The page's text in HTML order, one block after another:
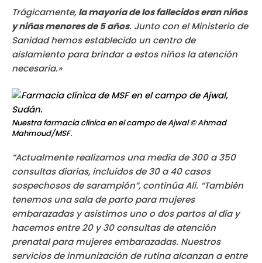
Trágicamente,la mayoría de los fallecidos eran niños
y niñas menores de 5 años. Junto con el Ministerio de
Sanidad hemos establecido un centro de
aislamiento para brindar a estos niños la atención
necesaria.»
Nuestra farmacia clínica en el campo de Ajwal© Ahmad
Mahmoud/MSF.
“Actualmente realizamos una media de 300 a 350
consultas diarias, incluidos de 30 a 40 casos
sospechosos de sarampión”, continúa Ali. “También
tenemos una sala de parto para mujeres
embarazadas y asistimos uno o dos partos al día y
hacemos entre 20 y 30 consultas de atención
prenatal para mujeres embarazadas. Nuestros
servicios de inmunización de rutina alcanzan a entre